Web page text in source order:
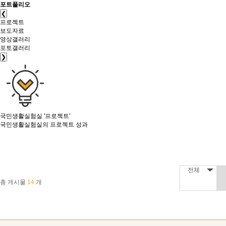
포트폴리오
❮
프로젝트
보도자료
영상갤러리
포토갤러리
❯
국민생활실험실 '프로젝트'
국민생활실험실의 프로젝트 성과
총 게시물 14 개
전체